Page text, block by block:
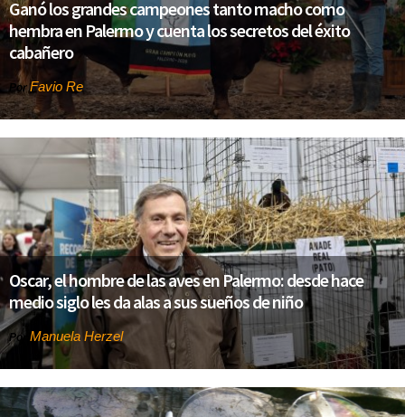
Ganó los grandes campeones tanto macho como
hembra en Palermo y cuenta los secretos del éxito
cabañero
PorFavio Re
Oscar, el hombre de las aves en Palermo: desde hace
medio siglo les da alas a sus sueños de niño
Por Manuela Herzel